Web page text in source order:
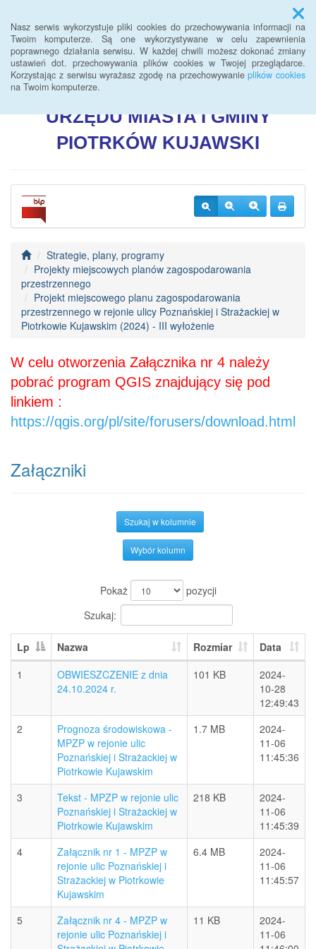
Nasz serwis wykorzystuje pliki cookies do przechowywania informacji na
Twoim komputerze. Są one wykorzystywane w celu zapewnienia
poprawnego działania serwisu. W każdej chwili możesz dokonać zmiany
ustawień dot. przechowywania plików cookies w Twojej przeglądarce.
Korzystając z serwisu wyrażasz zgodę na przechowywanieplików cookies
na Twoim komputerze.
Menu
BIULETYN INFORMACJI
URZĘDUMIASTA I GMINY
PIOTRKÓW KUJAWSKI
Strategie, plany, programy
Projekty miejscowych planów zagospodarowania
przestrzennego
Projekt miejscowego planu zagospodarowania
przestrzennego w rejonie ulicy Poznańskiej i Strażackiej w
Piotrkowie Kujawskim (2024) - III wyłożenie
W celu otworzenia Załącznika nr 4 należy
pobrać program QGIS znajdujący się pod
linkiem :
https://qgis.org/pl/site/forusers/download.html
Załączniki
Szukaj w kolumnie
Wybór kolumn
Pokaż
pozycji
Szukaj:
Lp Nazwa Rozmiar
Data
1
OBWIESZCZENIE z dnia
24.10.2024 r.
101 KB
2024-
10-28
12:49:43
2
Prognoza środowiskowa -
MPZP w rejonie ulic
Poznańskiej i Strażackiej w
Piotrkowie Kujawskim
1.7 MB
2024-
11-06
11:45:36
3
Tekst - MPZP w rejonie ulic
Poznańskiej i Strażackiej w
Piotrkowie Kujawskim
218 KB
2024-
11-06
11:45:39
4
Załącznik nr 1 - MPZP w
rejonie ulic Poznańskiej i
Strażackiej w Piotrkowie
Kujawskim
6.4 MB
2024-
11-06
11:45:57
5
Załącznik nr 4 - MPZP w
rejonie ulic Poznańskiej i
11 KB
2024-
11-06